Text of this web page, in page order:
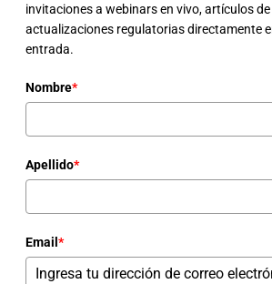
invitaciones a webinars en vivo, artículos
actualizaciones regulatorias directamente
entrada.
Nombre*
Apellido*
Email *